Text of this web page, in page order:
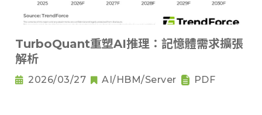
TurboQuant重塑AI推理：記憶體需求擴張
解析
2026/03/27 AI/HBM/Server PDF